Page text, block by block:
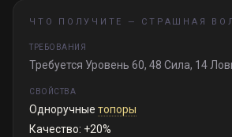
ЧТО ПОЛУЧИТЕ — СТРАШНАЯ
ТРЕБОВАНИЯ
Требуется Уровень 60, 48 Сила, 14
СВОЙСТВА
Одноручные топоры
Качество: +20%